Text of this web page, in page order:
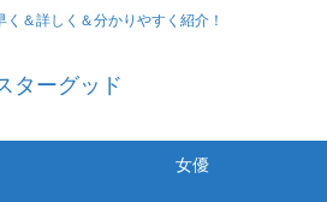
く＆詳しく＆分かりやすく紹介！
ターグッド
女優